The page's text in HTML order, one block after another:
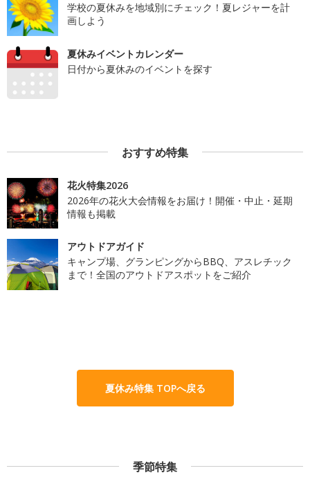
学校の夏休みを地域別にチェック！夏レジャーを計
画しよう
夏休みイベントカレンダー
日付から夏休みのイベントを探す
おすすめ特集
花火特集2026
2026年の花火大会情報をお届け！開催・中止・延期
情報も掲載
アウトドアガイド
キャンプ場、グランピングからBBQ、アスレチック
まで！全国のアウトドアスポットをご紹介
夏休み特集 TOPへ戻る
季節特集